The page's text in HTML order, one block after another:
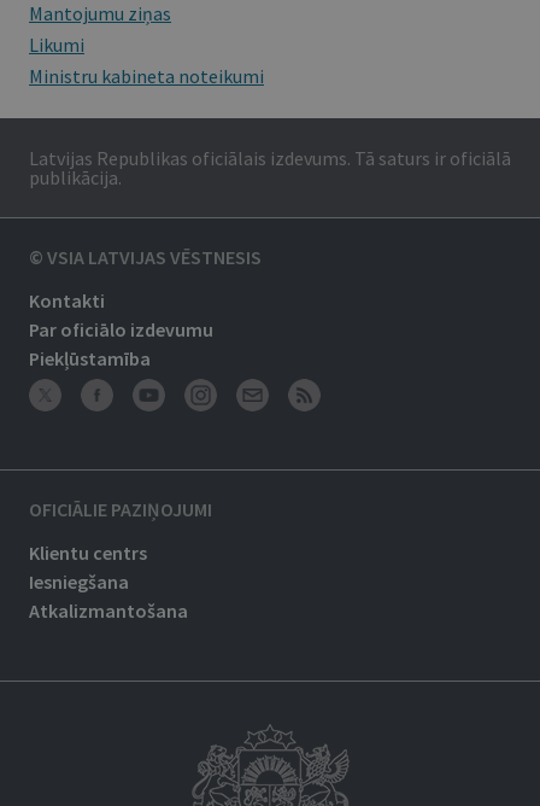
Mantojumu ziņas
Likumi
Ministru kabineta noteikumi
Latvijas Republikas oficiālais izdevums. Tā saturs ir oficiālā
publikācija.
© VSIA LATVIJAS VĒSTNESIS
Kontakti
Par oficiālo izdevumu
Piekļūstamība
OFICIĀLIE PAZIŅOJUMI
Klientu centrs
Iesniegšana
Atkalizmantošana